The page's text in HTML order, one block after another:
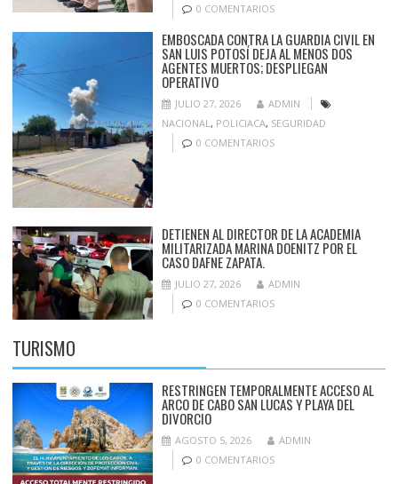
0 COMENTARIOS
EMBOSCADA CONTRA LA GUARDIA CIVIL EN
SAN LUIS POTOSÍ DEJA AL MENOS DOS
AGENTES MUERTOS; DESPLIEGAN
OPERATIVO
JULIO 27, 2026
ADMIN
NACIONAL, POLICIACA, SEGURIDAD
0 COMENTARIOS
DETIENEN AL DIRECTOR DE LA ACADEMIA
MILITARIZADA MARINA DOENITZ POR EL
CASO DAFNE ZAPATA.
JULIO 27, 2026
ADMIN
0 COMENTARIOS
TURISMO
RESTRINGEN TEMPORALMENTE ACCESO AL
ARCO DE CABO SAN LUCAS Y PLAYA DEL
DIVORCIO
AGOSTO 5, 2026
ADMIN
0 COMENTARIOS